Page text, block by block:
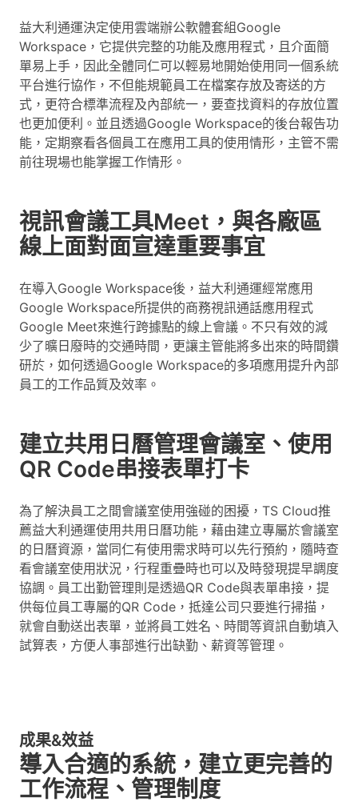
益大利通運決定使用雲端辦公軟體套組Google
Workspace，它提供完整的功能及應用程式，且介面簡
單易上手，因此全體同仁可以輕易地開始使用同一個系統
平台進行協作，不但能規範員工在檔案存放及寄送的方
式，更符合標準流程及內部統一，要查找資料的存放位置
也更加便利。並且透過Google Workspace的後台報告功
能，定期察看各個員工在應用工具的使用情形，主管不需
前往現場也能掌握工作情形。
視訊會議工具Meet，與各廠區
線上面對面宣達重要事宜
在導入Google Workspace後，益大利通運經常應用
Google Workspace所提供的商務視訊通話應用程式
Google Meet來進行跨據點的線上會議。不只有效的減
少了曠日廢時的交通時間，更讓主管能將多出來的時間鑽
研於，如何透過Google Workspace的多項應用提升內部
員工的工作品質及效率。
建立共用日曆管理會議室、使用
QR Code串接表單打卡
為了解決員工之間會議室使用強碰的困擾，TS Cloud推
薦益大利通運使用共用日曆功能，藉由建立專屬於會議室
的日曆資源，當同仁有使用需求時可以先行預約，隨時查
看會議室使用狀況，行程重疊時也可以及時發現提早調度
協調。員工出勤管理則是透過QR Code與表單串接，提
供每位員工專屬的QR Code，抵達公司只要進行掃描，
就會自動送出表單，並將員工姓名、時間等資訊自動填入
試算表，方便人事部進行出缺勤、薪資等管理。
成果&效益
導入合適的系統，建立更完善的
工作流程、管理制度